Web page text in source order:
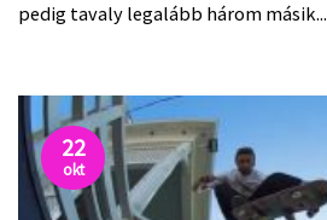
pedig tavaly legalább három másik...
22
okt